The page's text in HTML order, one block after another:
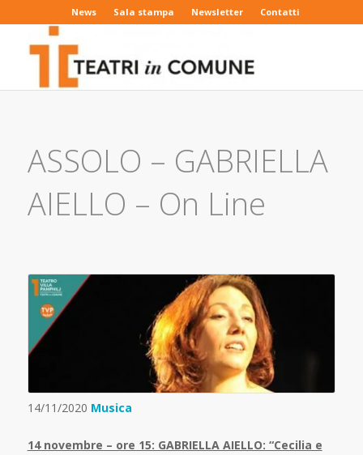
News Sala stampa Newsletter Contatti
ASSOLO – GABRIELLA
AIELLO – On Line
14/11/2020 Musica
14 novembre – ore 15: GABRIELLA AIELLO: “Cecilia e